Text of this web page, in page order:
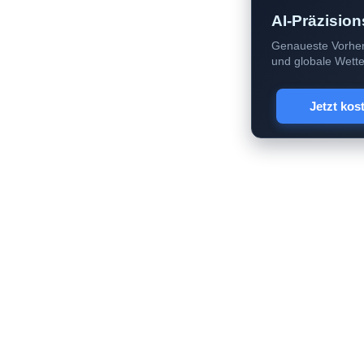
AI-
Genaueste
und globale
Jetzt